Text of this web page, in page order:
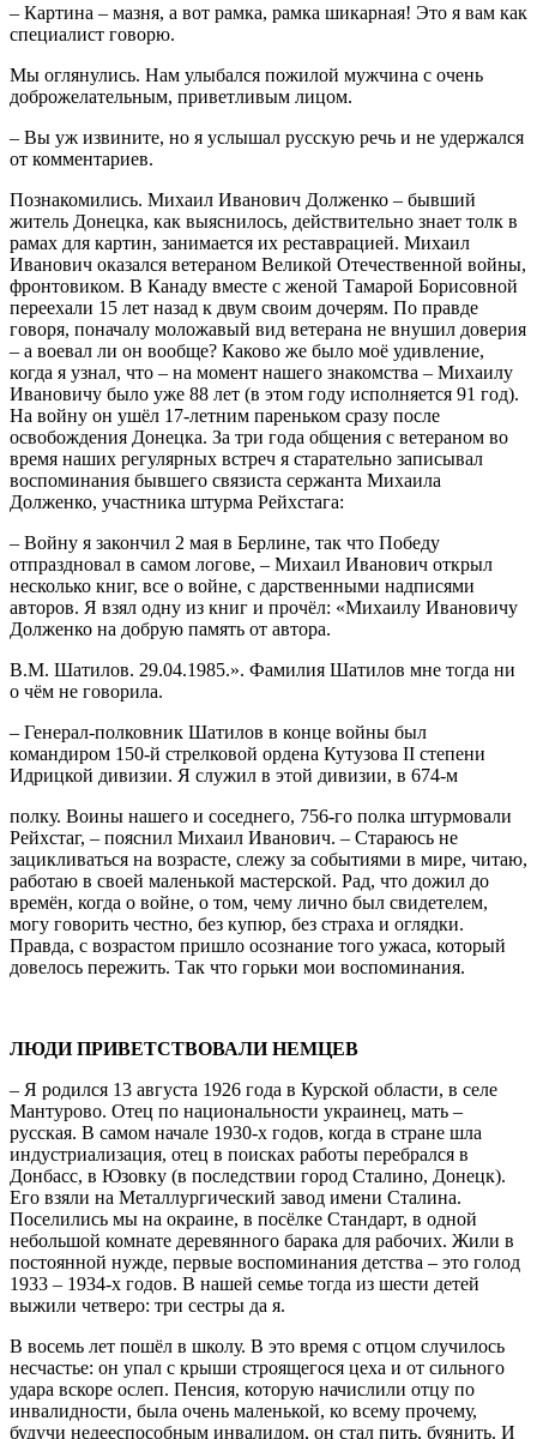
– Картина – мазня, а вот рамка, рамка шикарная! Это я вам как
специалист говорю.
Мы оглянулись. Нам улыбался пожилой мужчина с очень
доброжелательным, приветливым лицом.
– Вы уж извините, но я услышал русскую речь и не удержался
от комментариев.
Познакомились. Михаил Иванович Долженко – бывший
житель Донецка, как выяснилось, действительно знает толк в
рамах для картин, занимается их реставрацией. Михаил
Иванович оказался ветераном Великой Отечественной войны,
фронтовиком. В Канаду вместе с женой Тамарой Борисовной
переехали 15 лет назад к двум своим дочерям. По правде
говоря, поначалу моложавый вид ветерана не внушил доверия
– а воевал ли он вообще? Каково же было моё удивление,
когда я узнал, что – на момент нашего знакомства – Михаилу
Ивановичу было уже 88 лет (в этом году исполняется 91 год).
На войну он ушёл 17-летним пареньком сразу после
освобождения Донецка. За три года общения с ветераном во
время наших регулярных встреч я старательно записывал
воспоминания бывшего связиста сержанта Михаила
Долженко, участника штурма Рейхстага:
– Войну я закончил 2 мая в Берлине, так что Победу
отпраздновал в самом логове, – Михаил Иванович открыл
несколько книг, все о войне, с дарственными надписями
авторов. Я взял одну из книг и прочёл: «Михаилу Ивановичу
Долженко на добрую память от автора.
В.М. Шатилов. 29.04.1985.». Фамилия Шатилов мне тогда ни
о чём не говорила.
– Генерал-полковник Шатилов в конце войны был
командиром 150-й стрелковой ордена Кутузова II степени
Идрицкой дивизии. Я служил в этой дивизии, в 674-м
полку. Воины нашего и соседнего, 756-го полкa штурмовали
Рейхстаг, – пояснил Михаил Иванович. – Cтараюсь не
зацикливаться на возрасте, слежу за событиями в мире, читаю,
работаю в своей маленькой мастерской. Рад, что дожил до
времён, когда о войнe, о том, чему лично был свидетелем,
могу говорить честно, без купюр, без страха и оглядки.
Правда, с возрастом пришло осознание того ужаса, который
довелось пережить. Так что горьки мои воспоминания.
ЛЮДИ ПРИВЕТСТВОВАЛИ НЕМЦЕВ
– Я родился 13 августа 1926 года в Курской области, в селе
Мантурово. Отец по национальности украинец, мать –
русская. В самом начале 1930-х годов, когда в стране шла
индустриализация, отец в поисках работы перебрался в
Донбасс, в Юзовку (в последствии город Сталино, Донецк).
Его взяли на Металлургический завод имени Сталина.
Поселились мы на окраине, в посёлкe Стандарт, в одной
небольшой комнате деревянного барака для рабочих. Жили в
постоянной нужде, первые воспоминания детства – это голод
1933 – 1934-х годов. В нашей семье тогда из шести детей
выжили четверо: три сестры да я.
В восемь лет пошёл в школу. В это время с отцом случилось
несчастье: он упал с крыши строящегося цеха и от сильного
удара вскоре ослеп. Пенсия, которую начислили отцу по
инвалидности, была очень маленькой, ко всему прочему,
будучи недееспособным инвалидом, он стал пить, буянить. И